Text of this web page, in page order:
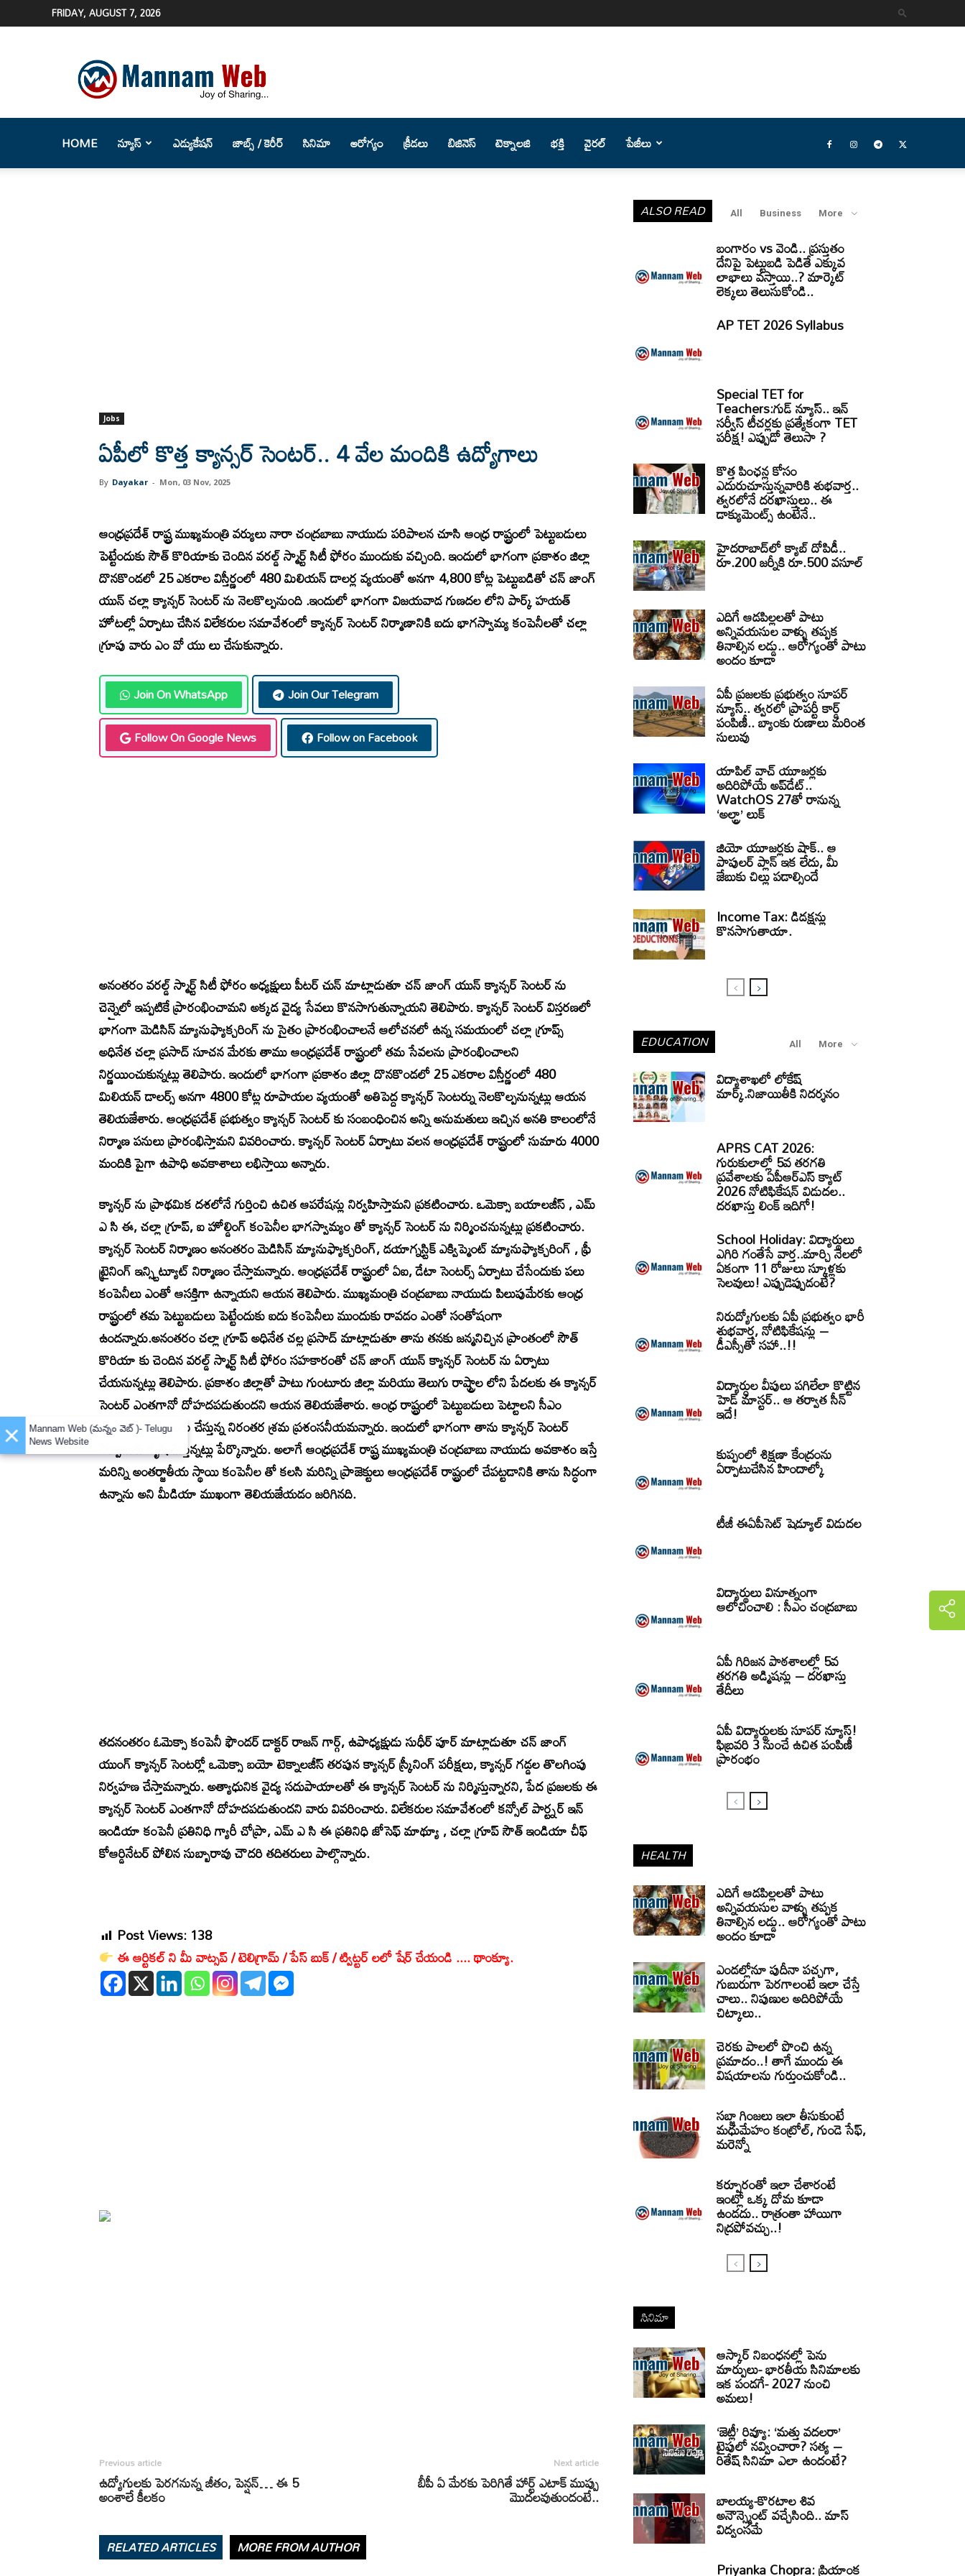
FRIDAY, AUGUST 7, 2026
Web
(మన్నం
News
HOME న్యూస్ ఎడ్యుకేషన్ జాబ్స్ / కెరీర్ సినిమా ఆరోగ్యం క్రీడలు బిజినెస్ టెక్నాలజి భక్తి వైరల్ పేజీలు
Jobs
ఏపీలో కొత్త క్యాన్సర్ సెంటర్.. 4 వేల మందికి ఉద్యోగాలు
By Dayakar - Mon, 03 Nov, 2025
ఆంధ్రప్రదేశ్ రాష్ట్ర ముఖ్యమంత్రి వర్యులు నారా చంద్రబాబు నాయుడు పరిపాలన చూసి ఆంధ్ర రాష్ట్రంలో పెట్టుబడులు
పెట్టేందుకు సౌత్ కొరియాకు చెందిన వరల్డ్ స్మార్ట్ సిటీ ఫోరం ముందుకు వచ్చింది. ఇందులో భాగంగా ప్రకాశం జిల్లా
దొనకొండలో 25 ఎకరాల విస్తీర్ణంలో 480 మిలియన్ డాలర్ల వ్యయంతో అనగా 4,800 కోట్ల పెట్టుబడితో చన్ జాంగ్
యున్ చల్లా క్యాన్సర్ సెంటర్ ను నెలకొల్పనుంది .ఇందులో భాగంగా విజయవాడ గుణదల లోని పార్క్ హయత్
హోటల్లో ఏర్పాటు చేసిన విలేకరుల సమావేశంలో క్యాన్సర్ సెంటర్ నిర్మాణానికి ఐదు భాగస్వామ్య కంపెనీలతో చల్లా
గ్రూపు వారు ఎం వో యు లు చేసుకున్నారు.
Join On WhatsApp
Join Our Telegram
Follow On Google News
Follow on Facebook
అనంతరం వరల్డ్ స్మార్ట్ సిటీ ఫోరం అధ్యక్షులు పీటర్ చున్ మాట్లాడుతూ చన్ జాంగ్ యున్ క్యాన్సర్ సెంటర్ ను
చెన్నైలో ఇప్పటికే ప్రారంభించామని అక్కడ వైద్య సేవలు కొనసాగుతున్నాయని తెలిపారు. క్యాన్సర్ సెంటర్ విస్తరణలో
భాగంగా మెడిసిన్ మ్యానుఫ్యాక్చరింగ్ ను సైతం ప్రారంభించాలనే ఆలోచనలో ఉన్న సమయంలో చల్లా గ్రూప్స్
అధినేత చల్లా ప్రసాద్ సూచన మేరకు తాము ఆంధ్రప్రదేశ్ రాష్ట్రంలో తమ సేవలను ప్రారంభించాలని
నిర్ణయించుకున్నట్లు తెలిపారు. ఇందులో భాగంగా ప్రకాశం జిల్లా దొనకొండలో 25 ఎకరాల విస్తీర్ణంలో 480
మిలియన్ డాలర్స్ అనగా 4800 కోట్ల రూపాయల వ్యయంతో అతిపెద్ద క్యాన్సర్ సెంటర్ను నెలకొల్పనున్నట్లు ఆయన
తెలియజేశారు. ఆంధ్రప్రదేశ్ ప్రభుత్వం క్యాన్సర్ సెంటర్ కు సంబంధించిన అన్ని అనుమతులు ఇచ్చిన అనతి కాలంలోనే
నిర్మాణ పనులు ప్రారంభిస్తామని వివరించారు. క్యాన్సర్ సెంటర్ ఏర్పాటు వలన ఆంధ్రప్రదేశ్ రాష్ట్రంలో సుమారు 4000
మందికి పైగా ఉపాధి అవకాశాలు లభిస్తాయి అన్నారు.
క్యాన్సర్ ను ప్రాథమిక దశలోనే గుర్తించి ఉచిత ఆపరేషన్లు నిర్వహిస్తామని ప్రకటించారు. ఒమెక్సా బయాలజీస్ , ఎమ్
ఎ సి ఈ, చల్లా గ్రూప్, ఐ హోల్డింగ్ కంపెనీల భాగస్వామ్యం తో క్యాన్సర్ సెంటర్ ను నిర్మించనున్నట్లు ప్రకటించారు.
క్యాన్సర్ సెంటర్ నిర్మాణం అనంతరం మెడిసిన్ మ్యానుఫ్యాక్చరింగ్, డయాగ్నస్టిక్ ఎక్విప్మెంట్ మ్యానుఫ్యాక్చరింగ్ , ఫ్రీ
ట్రైనింగ్ ఇన్స్టిట్యూట్ నిర్మాణం చేస్తామన్నారు. ఆంధ్రప్రదేశ్ రాష్ట్రంలో ఏఐ, డేటా సెంటర్స్ ఏర్పాటు చేసేందుకు పలు
కంపెనీలు ఎంతో ఆసక్తిగా ఉన్నాయని ఆయన తెలిపారు. ముఖ్యమంత్రి చంద్రబాబు నాయుడు పిలుపుమేరకు ఆంధ్ర
రాష్ట్రంలో తమ పెట్టుబడులు పెట్టేందుకు ఐదు కంపెనీలు ముందుకు రావడం ఎంతో సంతోషంగా
ఉందన్నారు.అనంతరం చల్లా గ్రూప్ అధినేత చల్ల ప్రసాద్ మాట్లాడుతూ తాను తనకు జన్మనిచ్చిన ప్రాంతంలో సౌత్
కొరియా కు చెందిన వరల్డ్ స్మార్ట్ సిటీ ఫోరం సహకారంతో చన్ జాంగ్ యున్ క్యాన్సర్ సెంటర్ ను ఏర్పాటు
చేయనున్నట్లు తెలిపారు. ప్రకాశం జిల్లాతో పాటు గుంటూరు జిల్లా మరియు తెలుగు రాష్ట్రాల లోని పేదలకు ఈ క్యాన్సర్
సెంటర్ ఎంతగానో దోహదపడుతుందని ఆయన తెలియజేశారు. ఆంధ్ర రాష్ట్రంలో పెట్టుబడులు పెట్టాలని సీఎం
చంద్రబాబు నాయుడు చేస్తున్న నిరంతర శ్రమ ప్రశంసనీయమన్నారు. ఇందులో భాగంగా తాను క్యాన్సర్ సెంటర్
ఏర్పాటుకు కృషి చేస్తున్నట్లు పేర్కొన్నారు. అలాగే ఆంధ్రప్రదేశ్ రాష్ట్ర ముఖ్యమంత్రి చంద్రబాబు నాయుడు అవకాశం ఇస్తే
మరిన్ని అంతర్జాతీయ స్థాయి కంపెనీల తో కలసి మరిన్ని ప్రాజెక్టులు ఆంధ్రప్రదేశ్ రాష్ట్రంలో చేపట్టడానికి తాను సిద్ధంగా
ఉన్నాను అని మీడియా ముఖంగా తెలియజేయడం జరిగినది.
తదనంతరం ఓమెక్సా కంపెనీ ఫౌండర్ డాక్టర్ రాజన్ గార్గ్, ఉపాధ్యక్షుడు సుధీర్ పూర్ మాట్లాడుతూ చన్ జాంగ్
యుంగ్ క్యాన్సర్ సెంటర్లో ఒమెక్సా బయో టెక్నాలజీస్ తరపున క్యాన్సర్ స్క్రీనింగ్ పరీక్షలు, క్యాన్సర్ గడ్డల తొలగింపు
నిర్వహణ చేస్తామన్నారు. అత్యాధునిక వైద్య సదుపాయాలతో ఈ క్యాన్సర్ సెంటర్ ను నిర్మిస్తున్నారని, పేద ప్రజలకు ఈ
క్యాన్సర్ సెంటర్ ఎంతగానో దోహదపడుతుందని వారు వివరించారు. విలేకరుల సమావేశంలో కన్సోల్ పార్ట్నర్ ఇన్
ఇండియా కంపెనీ ప్రతినిధి గ్యారీ చోప్రా, ఎమ్ ఎ సి ఈ ప్రతినిధి జోసెఫ్ మాథ్యూ , చల్లా గ్రూప్ సౌత్ ఇండియా చీఫ్
కోఆర్డినేటర్ పోలిన సుబ్బారావు చౌదరి తదితరులు పాల్గొన్నారు.
Post Views:138
ఈ ఆర్టికల్ ని మీ వాట్సప్ / టెలిగ్రామ్ / పేస్ బుక్ / ట్విట్టర్ లలో షేర్ చేయండి .... థాంక్యూ.
Previous article
ఉద్యోగులకు పెరగనున్న జీతం, పెన్షన్… ఈ 5
అంశాలే కీలకం
Next article
బీపీ ఏ మేరకు పెరిగితే హార్ట్ ఎటాక్ ముప్పు
మొదలవుతుందంటే..
RELATED ARTICLES MORE FROM AUTHOR
ALSO READ All Business More
బంగారం vs వెండి.. ప్రస్తుతం
దేనిపై పెట్టుబడి పెడితే ఎక్కువ
లాభాలు వస్తాయి..? మార్కెట్
లెక్కలు తెలుసుకోండి..
AP TET 2026 Syllabus
Special TET for
Teachers:గుడ్ న్యూస్.. ఇన్
సర్వీస్ టీచర్లకు ప్రత్యేకంగా TET
పరీక్ష! ఎప్పుడో తెలుసా ?
కొత్త పింఛన్ల కోసం
ఎదురుచూస్తున్నవారికి శుభవార్త..
త్వరలోనే దరఖాస్తులు.. ఈ
డాక్యుమెంట్స్ ఉంటేనే..
హైదరాబాద్‌లో క్యాబ్‌ దోపిడీ..
రూ.200 జర్నీకి రూ.500 వసూల్
ఎదిగే ఆడపిల్లలతో పాటు
అన్నివయసుల వాళ్ళు తప్పక
తినాల్సిన లడ్డు.. ఆరోగ్యంతో పాటు
అందం కూడా
ఏపీ ప్రజలకు ప్రభుత్వం సూపర్
న్యూస్.. త్వరలో ప్రాపర్టీ కార్డ్
పంపిణీ.. బ్యాంకు రుణాలు మరింత
సులువు
యాపిల్ వాచ్ యూజర్లకు
అదిరిపోయే అప్‌డేట్..
WatchOS 27తో రానున్న
‘అల్ట్రా’ లుక్
జియో యూజర్లకు షాక్.. ఆ
పాపులర్ ప్లాన్ ఇక లేదు, మీ
జేబుకు చిల్లు పడాల్సిందే
Income Tax: డిడక్షన్లు
కొనసాగుతాయా.
EDUCATION All More
విద్యాశాఖలో లోకేష్
మార్క్.నిజాయితీకి నిదర్శనం
APRS CAT 2026:
గురుకులాల్లో 5వ తరగతి
ప్రవేశాలకు ఏపీఆర్‌ఎస్‌ క్యాట్‌
2026 నోటిఫికేషన్‌ విడుదల..
దరఖాస్తు లింక్‌ ఇదిగో!
School Holiday: విద్యార్థులు
ఎగిరి గంతేసే వార్త..మార్చి నెలలో
ఏకంగా 11 రోజులు స్కూళ్లకు
సెలవులు! ఎప్పుడెప్పుడంటే?
నిరుద్యోగులకు ఏపీ ప్రభుత్వం భారీ
శుభవార్త, నోటిఫికేషన్లు –
డీఎస్సీతో సహా..!!
విద్యార్ధుల వీపులు పగిలేలా కొట్టిన
హెడ్ మాస్టర్.. ఆ తర్వాత సీన్‌
ఇదే!
కుప్పంలో శిక్షణా కేంద్రంను
ఏర్పాటుచేసిన హిందాల్కో
టీజీ ఈఏపీసెట్‌ షెడ్యూల్‌ విడుదల
విద్యార్థులు వినూత్నంగా
ఆలోచించాలి : సీఎం చంద్రబాబు
ఏపీ గిరిజన పాఠశాలల్లో 5వ
తరగతి అడ్మిషన్లు – దరఖాస్తు
తేదీలు
ఏపీ విద్యార్థులకు సూపర్ న్యూస్!
ఫిబ్రవరి 3 నుంచే ఉచిత పంపిణీ
ప్రారంభం
HEALTH
ఎదిగే ఆడపిల్లలతో పాటు
అన్నివయసుల వాళ్ళు తప్పక
తినాల్సిన లడ్డు.. ఆరోగ్యంతో పాటు
అందం కూడా
ఎండల్లోనూ పుదీనా పచ్చగా,
గుబురుగా పెరగాలంటే ఇలా చేస్తే
చాలు.. నిపుణుల అదిరిపోయే
చిట్కాలు..
చెరకు పాలలో పొంచి ఉన్న
ప్రమాదం..! తాగే ముందు ఈ
విషయాలను గుర్తుంచుకోండి..
సబ్జా గింజలు ఇలా తీసుకుంటే
మధుమేహం కంట్రోల్, గుండె సేఫ్,
మరెన్నో
కర్పూరంతో ఇలా చేశారంటే
ఇంట్లో ఒక్క దోమ కూడా
ఉండదు.. రాత్రంతా హాయిగా
నిద్రపోవచ్చు..!
సినిమా
ఆస్కార్ నిబంధనల్లో పెను
మార్పులు- భారతీయ సినిమాలకు
ఇక పండగే- 2027 నుంచి
అమలు!
‘జెట్లీ’ రివ్యూ: ‘మత్తు వదలరా’
టైపులో నవ్వించారా? సత్య –
రితేష్ సినిమా ఎలా ఉందంటే?
బాలయ్య-కొరటాల శివ
అనౌన్స్మెంట్ వచ్చేసింది.. మాస్
విద్వంసమే
Priyanka Chopra: ప్రియాంక
×
Mannam Web (మన్నం వెబ్ )- Telugu
News Website